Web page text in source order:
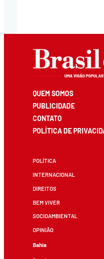
QUEM SOMOS
PUBLICIDADE
CONTATO
POLÍTICA DE
POLÍTICA
INTERNACIONAL
DIREITOS
BEM VIVER
SOCIOAMBIENTAL
OPINIÃO
Bahia